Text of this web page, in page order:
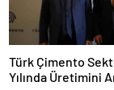
Türk Çimento
Yılında Üretimini